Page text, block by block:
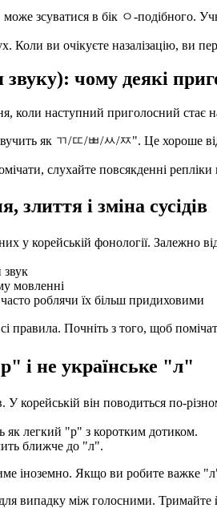
зсуватися в бік ㅇ-подібного.
Коли ви очікуєте назалізацію, ви
чому деякі
наступний приголосний стає
як ㄲ/ㄸ/ㅃ/ㅆ/ㅉ". Це хороше
слухайте повсякденні
і зміна сусідів
у корейській фонології. Залежно
звук
мовленні
роблячи їх більш придиховими
правила. Почніть з того, щоб
і не українське "л"
корейській він поводиться по-
як легкий "р" з коротким дотиком.
ближче до "л".
іноземно. Якщо ви робите важке
випадку між голосними. Тримайте